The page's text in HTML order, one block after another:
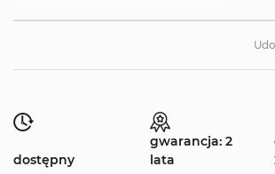
dostępny
gwarancja: 2
lata